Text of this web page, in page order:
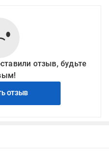
отзыв, будьте
ОТЗЫВ